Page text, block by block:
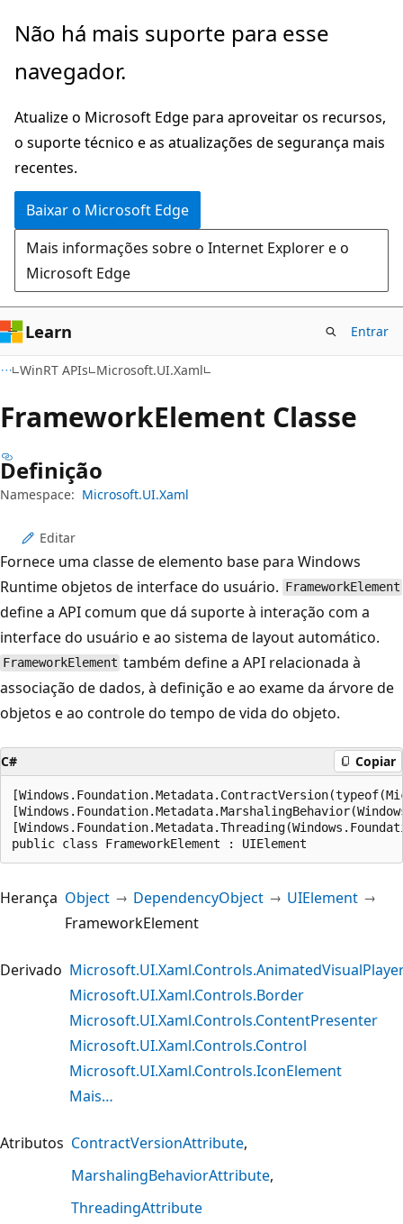
Pular
o
principal
Ignore
passe
a
navegação
na
página
Não há mais suporte para esse
navegador.
Atualize o Microsoft Edge para aproveitar os recursos,
o suporte técnico e as atualizações de segurança mais
recentes.
Baixar o Microsoft Edge
Mais informações sobre o Internet Explorer e o
Microsoft Edge
Learn Entrar
WinRT APIs Microsoft.UI.Xaml
FrameworkElement Classe
Definição
Namespace: Microsoft.UI.Xaml
Editar
Fornece uma classe de elemento base para Windows
Runtime objetos de interface do usuário. FrameworkElement
define a API comum que dá suporte à interação com a
interface do usuário e ao sistema de layout automático.
FrameworkElement também define a API relacionada à
associação de dados, à definição e ao exame da árvore de
objetos e ao controle do tempo de vida do objeto.
C# Copiar
public class FrameworkElement : UIElement
Herança Object DependencyObject
UIElement
FrameworkElement
Derivado
Microsoft.UI.Xaml.Controls.Border
Microsoft.UI.Xaml.Controls.ContentPresenter
Microsoft.UI.Xaml.Controls.Control
Microsoft.UI.Xaml.Controls.IconElement
Mais…
Atributos ContractVersionAttribute
MarshalingBehaviorAttribute
ThreadingAttribute